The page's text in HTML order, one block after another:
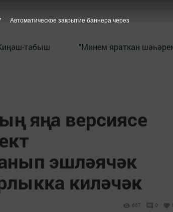
табыш "Минем яраткан
яңа версиясе
эшләячәк
киләчәк
667 0
Автоматическое закрытие баннера через